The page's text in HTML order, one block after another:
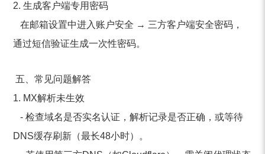
2. 生成客户端专用密码
在邮箱设置中进入账户安全 → 三方客户端安全密码，
通过短信验证生成一次性密码。
五、常见问题解答
1. MX解析未生效
- 检查域名是否实名认证，解析记录是否正确，或等待
DNS缓存刷新（最长48小时）。